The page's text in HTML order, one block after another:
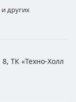
других
ТК «Техно-Холл